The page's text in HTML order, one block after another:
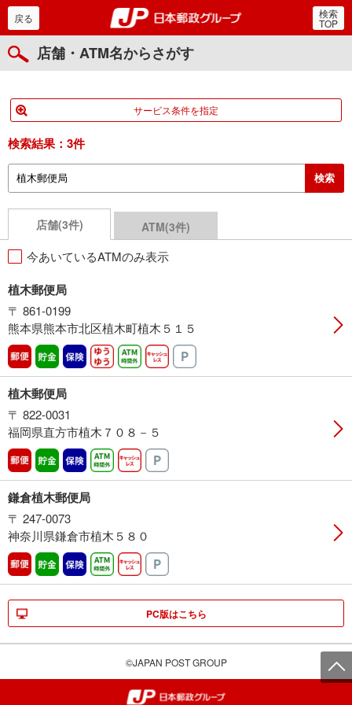
郵便局・日本郵政グルー
戻る 検索
TOP
店舗・ATM名からさがす
サービス条件を指定
検索結果： 3件
店舗(3件) ATM(3件)
今あいているATMのみ表示
植木郵便局
〒 861-0199
熊本県熊本市北区植木町植木５１５
郵便 貯金 保険 ゆうゆうATM時間外キャッシュレス
植木郵便局
〒 822-0031
福岡県直方市植木７０８－５
郵便 貯金 保険 ATM時間外キャッシュレス
鎌倉植木郵便局
〒 247-0073
神奈川県鎌倉市植木５８０
郵便 貯金 保険 ATM時間外キャッシュレス
PC版はこちら
©JAPAN POST GROUP